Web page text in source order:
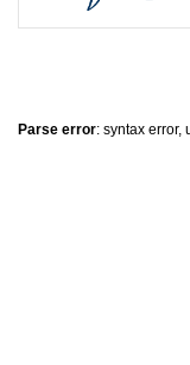
Parse error: syntax error,